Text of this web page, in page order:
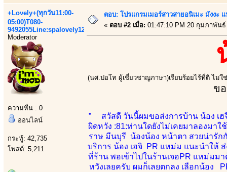
+Lovely+(ทุกวัน11:00-
05:00)T080-
9492055Line:spalovely123
Moderator
ความหื่น : 0
ออนไลน์
กระทู้: 42,735
โพสต์: 5,211
ตอบ: โปรแกรมเมอร์สาวสายอนิเมะ มังงะ
« ตอบ #2 เมื่อ: 01:47:10 PM 20 กุมภาพันธ์
(นศ.ปอโท ผู้เชี่ยวชาญภาษา)เรียบร้อยไร้ที่ติ ไม่
ข
” สวัสดี วันนี้ผมขอส่งการบ้าน น้อง เฮ
ผิดหวัง :81:ท่านใดยังไม่เคยมาลองมา
ราษ มีนบุรี น้องน้อง หน้าตา สวยน่ารัก
บริการ น้อง เฮจิ PR แหม่ม แนะนำให้ ส่
ที่ร้าน พอเข้าไปในร้านเจอPR แหม่มม
หวังเลยครับ ผมก็เลยตกลง เลือกน้อง